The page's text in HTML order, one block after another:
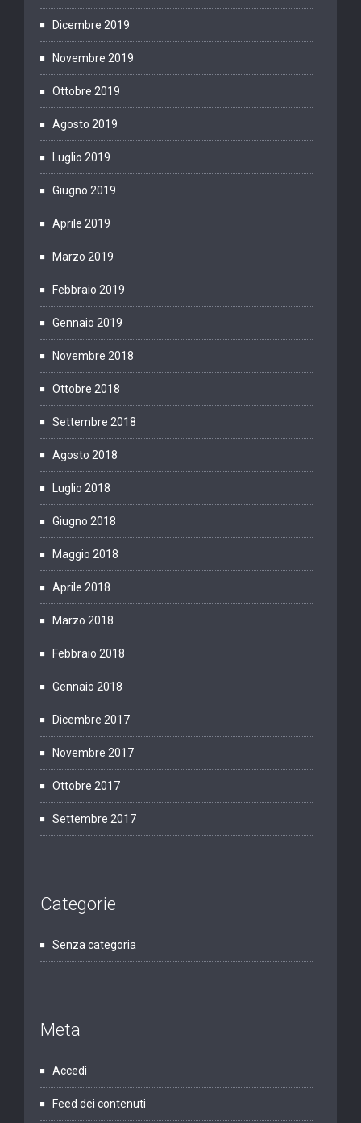
Dicembre 2019
Novembre 2019
Ottobre 2019
Agosto 2019
Luglio 2019
Giugno 2019
Aprile 2019
Marzo 2019
Febbraio 2019
Gennaio 2019
Novembre 2018
Ottobre 2018
Settembre 2018
Agosto 2018
Luglio 2018
Giugno 2018
Maggio 2018
Aprile 2018
Marzo 2018
Febbraio 2018
Gennaio 2018
Dicembre 2017
Novembre 2017
Ottobre 2017
Settembre 2017
Categorie
Senza categoria
Meta
Accedi
Feed dei contenuti